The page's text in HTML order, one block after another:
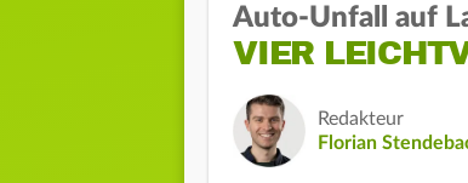
Auto-Unfall auf
VIER
Redakteur
Florian